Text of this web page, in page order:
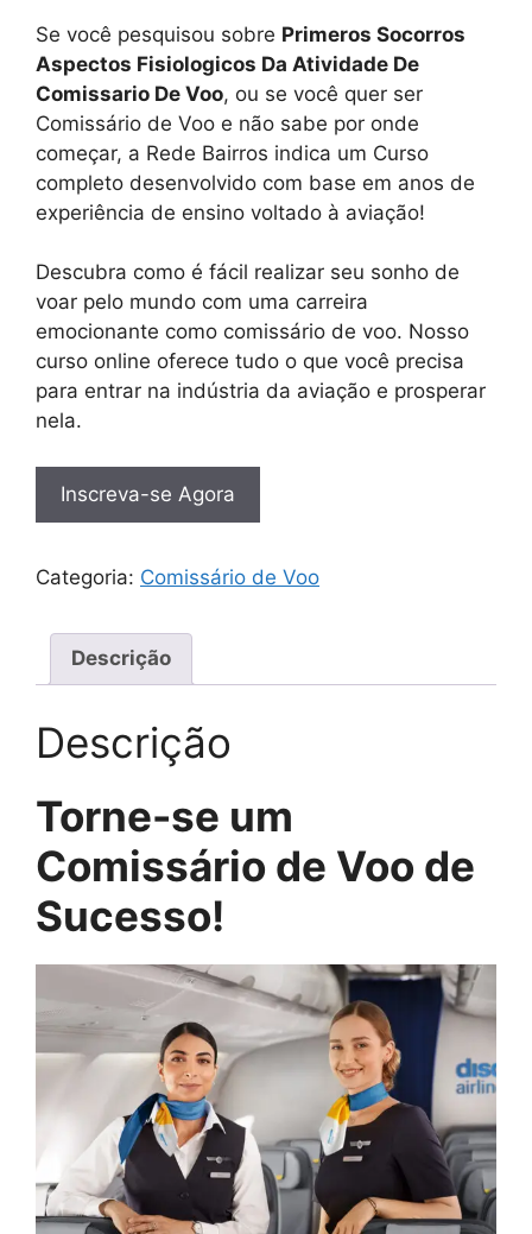
Se você pesquisou sobre Primeros Socorros
Aspectos Fisiologicos Da Atividade De
Comissario De Voo, ou se você quer ser
Comissário de Voo e não sabe por onde
começar, a Rede Bairros indica um Curso
completo desenvolvido com base em anos de
experiência de ensino voltado à aviação!
Descubra como é fácil realizar seu sonho de
voar pelo mundo com uma carreira
emocionante como comissário de voo. Nosso
curso online oferece tudo o que você precisa
para entrar na indústria da aviação e prosperar
nela.
Inscreva-se Agora
Categoria: Comissário de Voo
Descrição
Descrição
Torne-se um
Comissário de Voo de
Sucesso!